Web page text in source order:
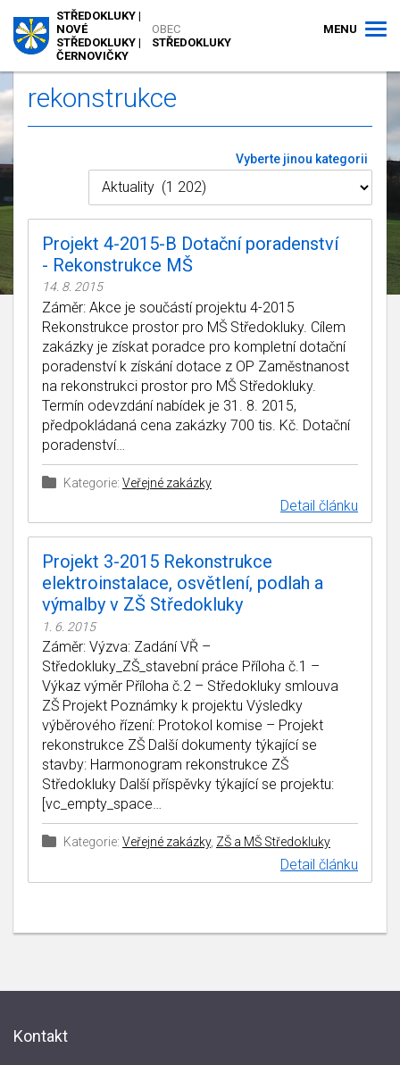
OBEC
STŘEDOKLUKY
STŘEDOKLUKY |
NOVÉ
STŘEDOKLUKY |
ČERNOVIČKY
MENU
rekonstrukce
Vyberte jinou kategorii
Projekt 4-2015-B Dotační poradenství
- Rekonstrukce MŠ
14. 8. 2015
Záměr: Akce je součástí projektu 4-2015
Rekonstrukce prostor pro MŠ Středokluky. Cílem
zakázky je získat poradce pro kompletní dotační
poradenství k získání dotace z OP Zaměstnanost
na rekonstrukci prostor pro MŠ Středokluky.
Termín odevzdání nabídek je 31. 8. 2015,
předpokládaná cena zakázky 700 tis. Kč. Dotační
poradenství…
Kategorie: Veřejné zakázky
Detail článku
Projekt 3-2015 Rekonstrukce
elektroinstalace, osvětlení, podlah a
výmalby v ZŠ Středokluky
1. 6. 2015
Záměr: Výzva: Zadání VŘ –
Středokluky_ZŠ_stavební práce Příloha č.1 –
Výkaz výměr Příloha č.2 – Středokluky smlouva
ZŠ Projekt Poznámky k projektu Výsledky
výběrového řízení: Protokol komise – Projekt
rekonstrukce ZŠ Další dokumenty týkající se
stavby: Harmonogram rekonstrukce ZŠ
Středokluky Další příspěvky týkající se projektu:
[vc_empty_space…
Kategorie: Veřejné zakázky, ZŠ a MŠ Středokluky
Detail článku
Kontakt